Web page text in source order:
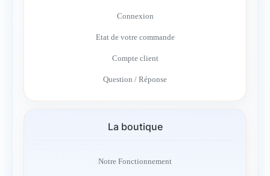
Connexion
Etat de votre commande
Compte client
Question / Réponse
La boutique
Notre Fonctionnement